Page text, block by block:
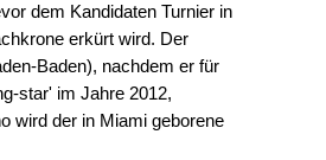
dem Kandidaten Turnier in
erkürt wird. Der
Baden), nachdem er für
star' im Jahre 2012,
wird der in Miami geborene